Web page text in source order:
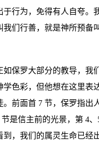
于行为，免得有人自夸。
我们行善，就是神所预备
如保罗大部分的教导，我
学色彩，但他想在这里表
。前面首 7 节，保罗指出
节是信主前的光景，第 4
到，我们的属灵生命已经